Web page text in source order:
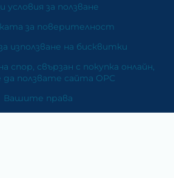
условия за ползване
за поверителност
използване на бисквитки
спор, свързан с покупка онлайн,
ползвате сайта ОРС
Вашите права